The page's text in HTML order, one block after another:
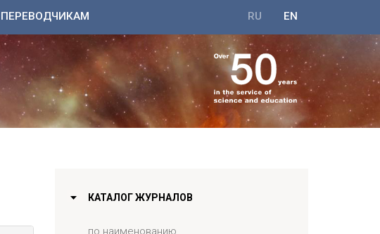
ПЕРЕВОДЧИКАМ EN
RU
КАТАЛОГ ЖУРНАЛОВ
по наименованию